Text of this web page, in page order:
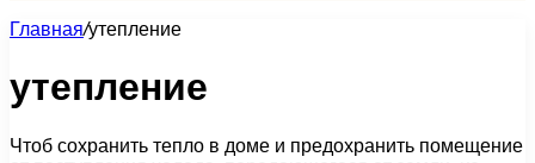
Главная/утепление
утепление
Чтоб сохранить тепло в доме и предохранить помещение